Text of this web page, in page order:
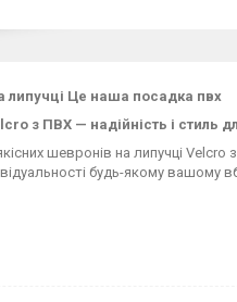
липучці Це наша посадка пвх
з ПВХ — надійність і стиль
шевронів на липучці
будь-якому вашому